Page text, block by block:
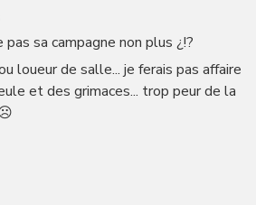
sa campagne non plus ¿!?
loueur de salle... je ferais pas affaire
et des grimaces... trop peur de la